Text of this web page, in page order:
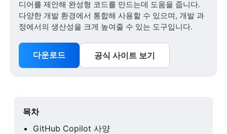
디어를 제안해 완성형 코드를 만드는데 도움을 줍니다.
다양한 개발 환경에서 통합해 사용할 수 있으며, 개발 과
정에서의 생산성을 크게 높여줄 수 있는 도구입니다.
다운로드 공식 사이트 보기
목차
GitHub Copilot 사양